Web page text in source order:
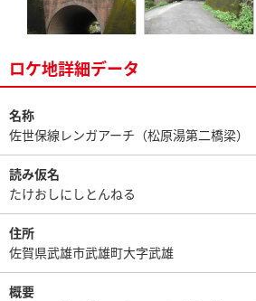
ロケ地詳細データ
名称
佐世保線レンガアーチ（松原湯第二橋梁）
読み仮名
たけおしにしとんねる
住所
佐賀県武雄市武雄町大字武雄
概要